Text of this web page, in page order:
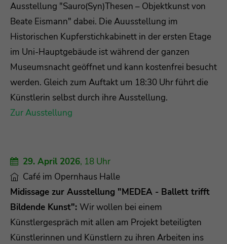
Ausstellung "Sauro(Syn)Thesen – Objektkunst von
Beate Eismann" dabei. Die Auusstellung im
Historischen Kupferstichkabinett in der ersten Etage
im Uni-Hauptgebäude ist während der ganzen
Museumsnacht geöffnet und kann kostenfrei besucht
werden. Gleich zum Auftakt um 18:30 Uhr führt die
Künstlerin selbst durch ihre Ausstellung.
Zur Ausstellung
29. April 2026, 18 Uhr
Café im Opernhaus Halle
Midissage zur Ausstellung "MEDEA - Ballett trifft
Bildende Kunst": Wir wollen bei einem
Künstlergespräch mit allen am Projekt beteiligten
Künstlerinnen und Künstlern zu ihren Arbeiten ins